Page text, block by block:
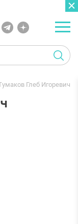
Глеб Игоревич